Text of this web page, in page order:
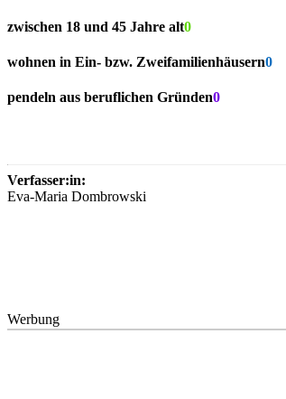
zwischen 18 und 45 Jahre alt0
wohnen in Ein- bzw. Zweifamilienhäusern0
pendeln aus beruflichen Gründen0
Verfasser:in:
Eva-Maria Dombrowski
Werbung